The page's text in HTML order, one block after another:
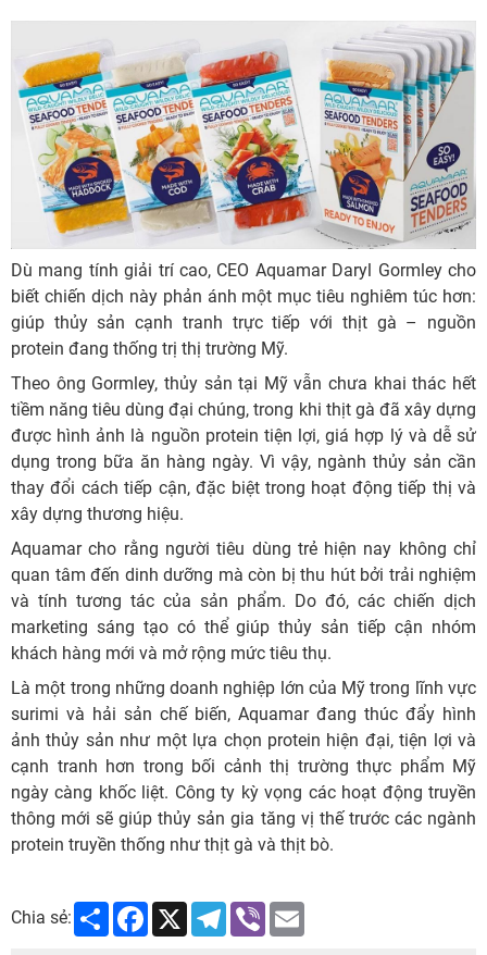
Dù mang tính giải trí cao, CEO Aquamar Daryl Gormley cho
biết chiến dịch này phản ánh một mục tiêu nghiêm túc hơn:
giúp thủy sản cạnh tranh trực tiếp với thịt gà – nguồn
protein đang thống trị thị trường Mỹ.
Theo ông Gormley, thủy sản tại Mỹ vẫn chưa khai thác hết
tiềm năng tiêu dùng đại chúng, trong khi thịt gà đã xây dựng
được hình ảnh là nguồn protein tiện lợi, giá hợp lý và dễ sử
dụng trong bữa ăn hàng ngày. Vì vậy, ngành thủy sản cần
thay đổi cách tiếp cận, đặc biệt trong hoạt động tiếp thị và
xây dựng thương hiệu.
Aquamar cho rằng người tiêu dùng trẻ hiện nay không chỉ
quan tâm đến dinh dưỡng mà còn bị thu hút bởi trải nghiệm
và tính tương tác của sản phẩm. Do đó, các chiến dịch
marketing sáng tạo có thể giúp thủy sản tiếp cận nhóm
khách hàng mới và mở rộng mức tiêu thụ.
Là một trong những doanh nghiệp lớn của Mỹ trong lĩnh vực
surimi và hải sản chế biến, Aquamar đang thúc đẩy hình
ảnh thủy sản như một lựa chọn protein hiện đại, tiện lợi và
cạnh tranh hơn trong bối cảnh thị trường thực phẩm Mỹ
ngày càng khốc liệt. Công ty kỳ vọng các hoạt động truyền
thông mới sẽ giúp thủy sản gia tăng vị thế trước các ngành
protein truyền thống như thịt gà và thịt bò.
Chia sẻ: Share Facebook
X Telegram
Viber